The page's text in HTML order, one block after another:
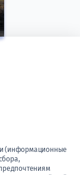
(информационные